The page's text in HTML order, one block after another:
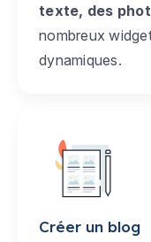
texte, des
nombreux
dynamiques.
Créer un blog